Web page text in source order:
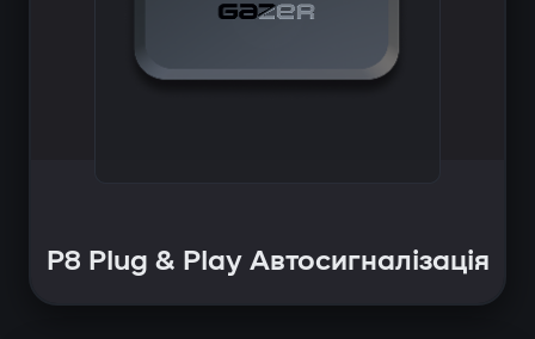
P8 Plug & Play Автосигналізація